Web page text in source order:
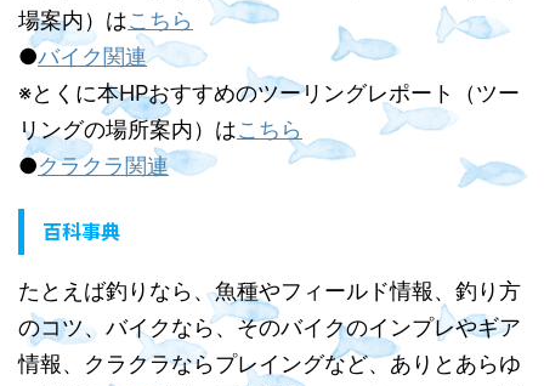
場案内）はこちら
●バイク関連
※とくに本HPおすすめのツーリングレポート（ツー
リングの場所案内）はこちら
●クラクラ関連
百科事典
たとえば釣りなら、魚種やフィールド情報、釣り方
のコツ、バイクなら、そのバイクのインプレやギア
情報、クラクラならプレイングなど、ありとあらゆ